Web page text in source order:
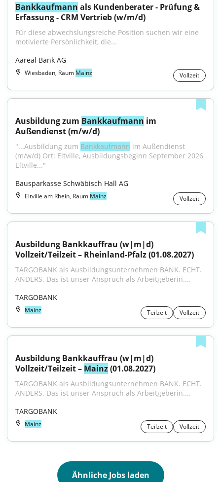
Bankkaufmann als Kundenberater - Prüfung &
Erfassung - CRM Vertrieb (w/m/d)
Für diese abwechslungsreiche Position suchen wir eine
motivierte Persönlichkeit, die...
Aareal Bank AG
Wiesbaden, Raum Mainz Vollzeit
Ausbildung zum Bankkaufmann im
Außendienst (m/w/d)
"...Ausbildung zum Bankkaufmann im Außendienst
(m/w/d) Ort: Eltville, Ausbildungsbeginn September 2026
Eltville..."
Bausparkasse Schwäbisch Hall AG
Eltville am Rhein, Raum Mainz Vollzeit
Ausbildung Bankkauffrau (w|m|d)
Vollzeit/Teilzeit – Rheinland-Pfalz (01.08.2027)
TARGOBANK als Ausbildungsunternehmen BANK. ECHT.
ANDERS. Das ist unser Anspruch als Arbeitgeberin....
TARGOBANK
Mainz Teilzeit Vollzeit
Ausbildung Bankkauffrau (w|m|d)
Vollzeit/Teilzeit – Mainz (01.08.2027)
TARGOBANK als Ausbildungsunternehmen BANK. ECHT.
ANDERS. Das ist unser Anspruch als Arbeitgeberin....
TARGOBANK
Mainz Teilzeit Vollzeit
Ähnliche Jobs laden